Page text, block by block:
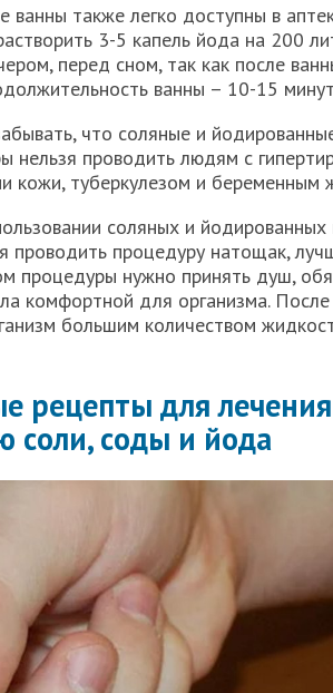
ванны также легко доступны в
3-5 капель йода на 200
перед сном, так как после
ванны – 10-15
что соляные и
нельзя проводить людям с
кожи, туберкулезом и беременным
соляных и
проводить процедуру натощак,
процедуры нужно принять душ,
комфортной для организма.
большим количеством
рецепты для
соли, соды и йода